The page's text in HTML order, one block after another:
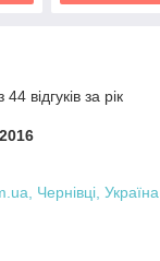
відгуків за рік
Чернівці, Україна